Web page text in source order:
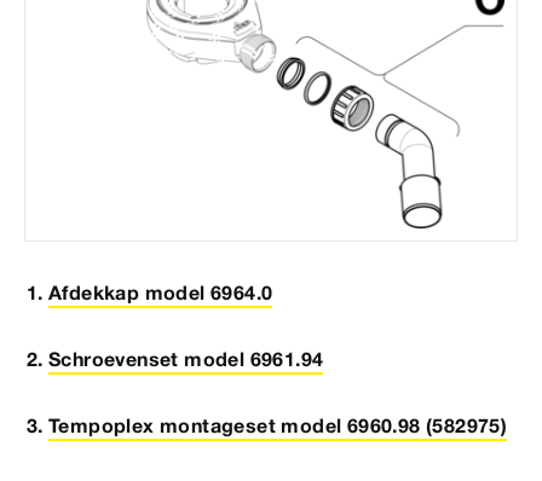
Afdekkap model 6964.0
Schroevenset model 6961.94
Tempoplex montageset model 6960.98 (582975)